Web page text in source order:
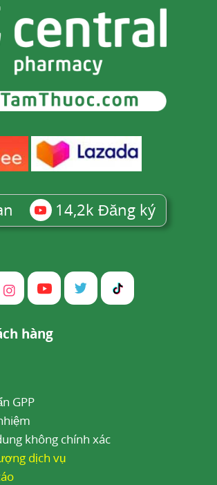
14,2k Đăng ký
hàng
GPP
không chính xác
dịch vụ